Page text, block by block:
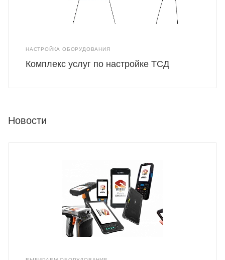
НАСТРОЙКА ОБОРУДОВАНИЯ
Комплекс услуг по настройке ТСД
Новости